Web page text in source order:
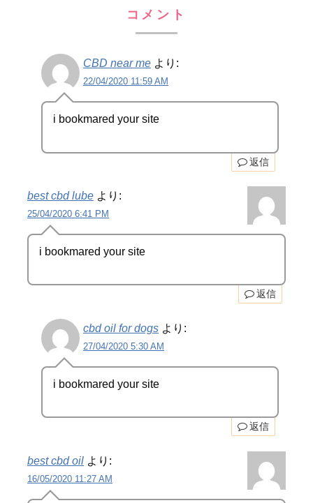
コメント
CBD near me より:
22/04/2020 11:59 AM
i bookmared your site
返信
best cbd lube より:
25/04/2020 6:41 PM
i bookmared your site
返信
cbd oil for dogs より:
27/04/2020 5:30 AM
i bookmared your site
返信
best cbd oil より:
16/05/2020 11:27 AM